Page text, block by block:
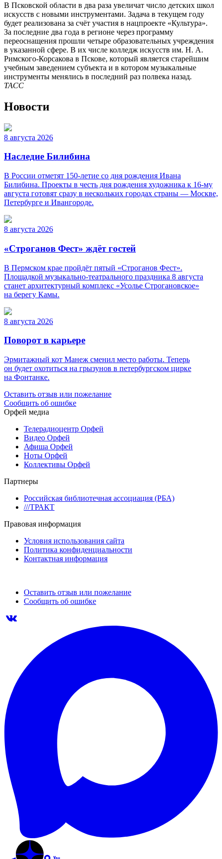
В Псковской области в два раза увеличат число детских школ
искусств с новыми инструментами. Задача в текущем году
будет реализована за счёт участия в нацпроекте «Культура».
За последние два года в регионе через программу
переоснащения прошли четыре образовательных учреждения
в указанной сфере. В их числе колледж искусств им. Н. А.
Римского-Корсакова в Пскове, который является старейшим
учебным заведением субъекта и в котором музыкальные
инструменты менялись в последний раз полвека назад.
ТАСС
Новости
8 августа 2026
Наследие Билибина
В России отметят 150-летие со дня рождения Ивана
Билибина. Проекты в честь дня рождения художника к 16-му
августа готовят сразу в нескольких городах страны — Москве,
Петербурге и Ивангороде.
8 августа 2026
«Строганов Фест» ждёт гостей
В Пермском крае пройдёт пятый «Строганов Фест».
Площадкой музыкально-театрального праздника 8 августа
станет архитектурный комплекс «Усолье Строгановское»
на берегу Камы.
8 августа 2026
Поворот в карьере
Эрмитажный кот Манеж сменил место работы. Теперь
он будет охотиться на грызунов в петербургском цирке
на Фонтанке.
Оставить отзыв или пожелание
Сообщить об ошибке
Орфей медиа
Телерадиоцентр Орфей
Видео Орфей
Афиша Орфей
Ноты Орфей
Коллективы Орфей
Партнеры
Российская библиотечная ассоциация (РБА)
///ТРАКТ
Правовая информация
Условия использования сайта
Политика конфиденциальности
Контактная информация
Оставить отзыв или пожелание
Сообщить об ошибке